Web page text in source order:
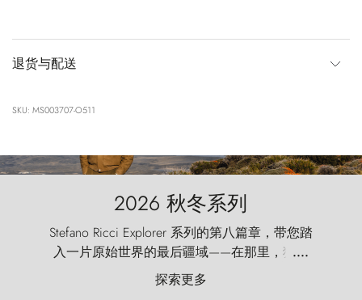
退货与配送
SKU: MS003707-O511
2026 秋冬系列
Stefano Ricci Explorer 系列的第八篇章，带您踏
入一片原始世界的最后疆域——在那里，狂风
以远古的怒号雕琢着自然，而百内塔（Torres
del Paine）则宛如石砌的哨兵，傲然向苍穹发
....
探索更多